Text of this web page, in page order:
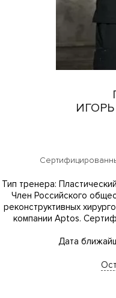
Тип тренера:
Член Российского
реконструктивных
компании Aptos.
Дата